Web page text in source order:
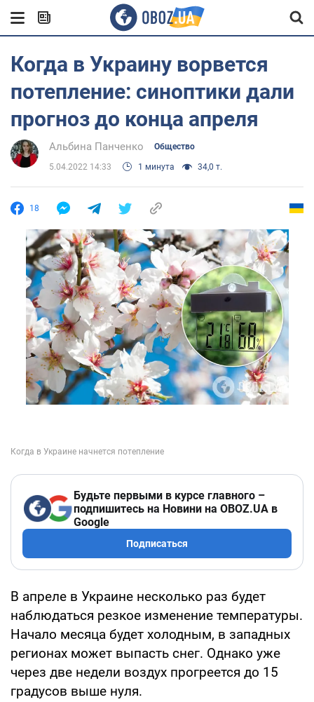
Когда в Украину ворвется
потепление: синоптики дали
прогноз до конца апреля
Альбина Панченко Общество
5.04.2022 14:33 1 минута 34,0 т.
18
Будьте первыми в курсе главного –
подпишитесь на Новини на OBOZ.UA в
Google
Подписаться
В апреле в Украине несколько раз будет
наблюдаться резкое изменение температуры.
Начало месяца будет холодным, в западных
регионах может выпасть снег. Однако уже
через две недели воздух прогреется до 15
градусов выше нуля.